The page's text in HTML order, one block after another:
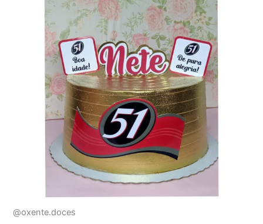
@oxente.doces